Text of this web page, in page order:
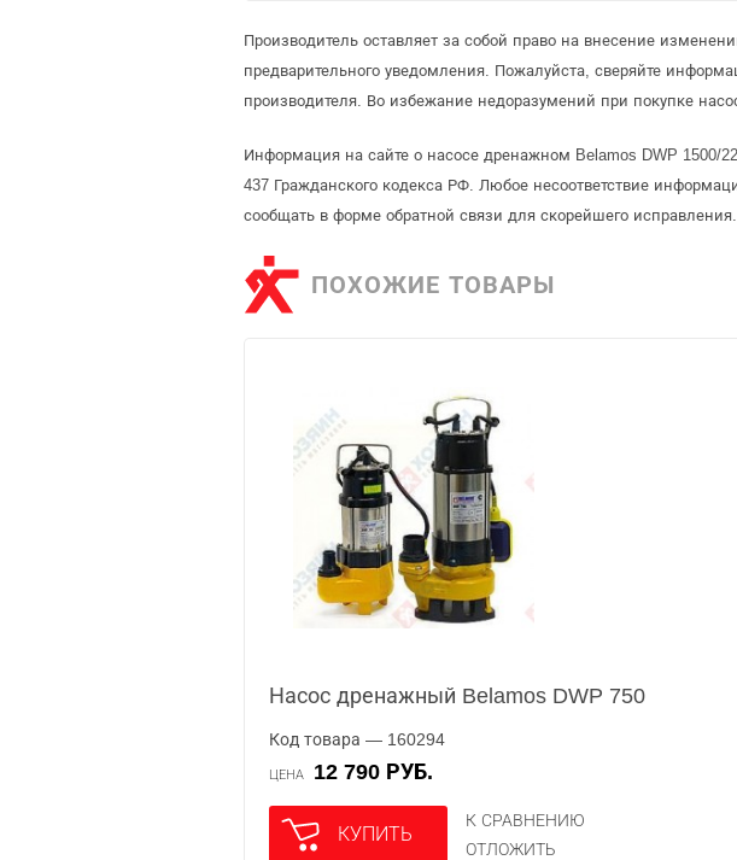
Производитель оставляет за собой право на внесение
предварительного уведомления. Пожалуйста, сверяйте
производителя. Во избежание недоразумений при покупке
Информация на сайте о насосе дренажном Belamos DWP 1500/
437 Гражданского кодекса РФ. Любое несоответствие
сообщать в форме обратной связи для скорейшего исправления.
ПОХОЖИЕ ТОВАРЫ
Насос дренажный Belamos DWP 750
Код товара — 160294
ЦЕНА 12 790 РУБ.
КУПИТЬ
К СРАВНЕНИЮ
ОТЛОЖИТЬ